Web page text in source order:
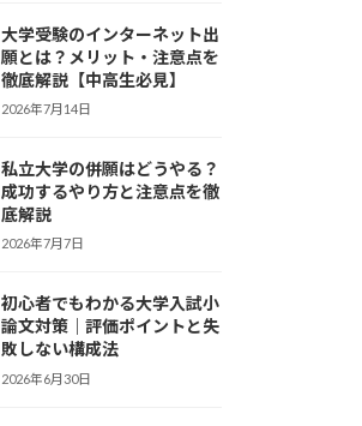
大学受験のインターネット出
願とは？メリット・注意点を
徹底解説【中高生必見】
2026年7月14日
私立大学の併願はどうやる？
成功するやり方と注意点を徹
底解説
2026年7月7日
初心者でもわかる大学入試小
論文対策｜評価ポイントと失
敗しない構成法
2026年6月30日